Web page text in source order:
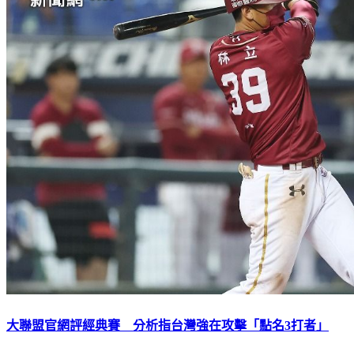
大聯盟官網評經典賽 分析指台灣強在攻擊「點名3打者」